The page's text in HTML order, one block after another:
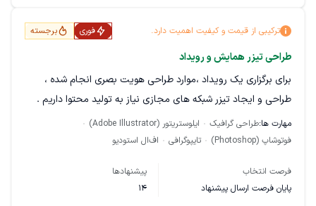
متناسب با فضای عرفانی ارائه پیشنهادات برای بهبود نورپردازی و
استودیوهای خانگی دارید، لطفاً نمونه‌هایی ارسال کنید.
ترکیبی از قیمت و کیفیت اهمیت دارد. فوری برجسته
طراحی تیزر همایش و رویداد
برای برگزاری یک رویداد ،‌موارد طراحی هویت بصری انجام شده ،
طراحی و ایجاد تیزر شبکه های مجازی نیاز به تولید محتوا داریم .
مهارت ها:طراحی گرافیک
ایلوستریتور (Adobe Illustrator)
فوتوشاپ (Photoshop)
تایپوگرافی اف‌ال استودیو
فرصت انتخاب
پایان فرصت ارسال پیشنهاد
پیشنهادها
14